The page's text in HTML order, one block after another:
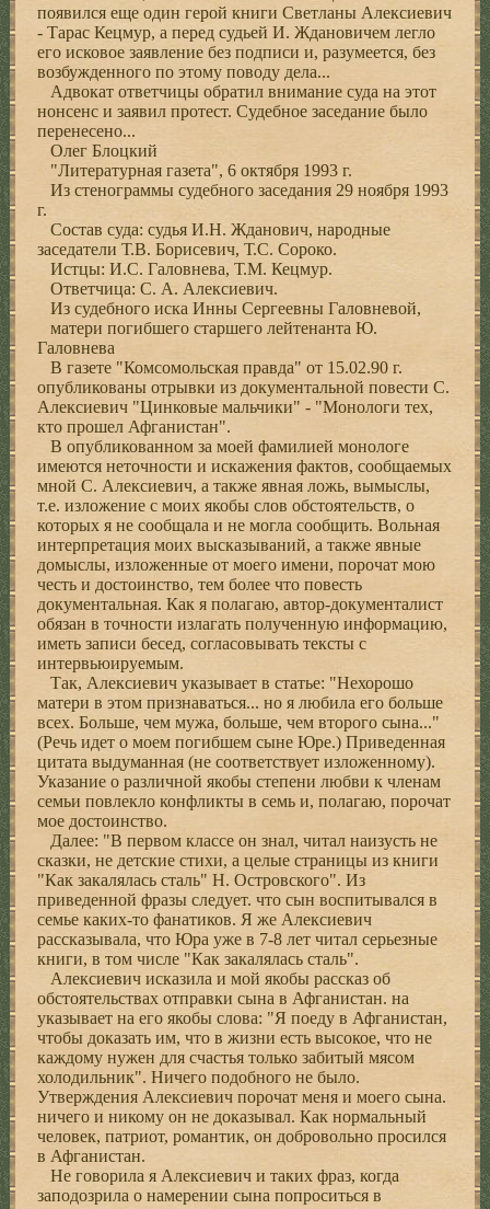
появился еще один герой книги Светланы Алексиевич
- Тарас Кецмур, а перед судьей И. Ждановичем легло
его исковое заявление без подписи и, разумеется, без
возбужденного по этому поводу дела...
Адвокат ответчицы обратил внимание суда на этот
нонсенс и заявил протест. Судебное заседание было
перенесено...
Олег Блоцкий
"Литературная газета", 6 октября 1993 г.
Из стенограммы судебного заседания 29 ноября 1993
г.
Состав суда: судья И.Н. Жданович, народные
заседатели Т.В. Борисевич, Т.С. Сороко.
Истцы: И.С. Галовнева, Т.М. Кецмур.
Ответчица: С. А. Алексиевич.
Из судебного иска Инны Сергеевны Галовневой,
матери погибшего старшего лейтенанта Ю.
Галовнева
В газете "Комсомольская правда" от 15.02.90 г.
опубликованы отрывки из документальной повести С.
Алексиевич "Цинковые мальчики" - "Монологи тех,
кто прошел Афганистан".
В опубликованном за моей фамилией монологе
имеются неточности и искажения фактов, сообщаемых
мной С. Алексиевич, а также явная ложь, вымыслы,
т.е. изложение с моих якобы слов обстоятельств, о
которых я не сообщала и не могла сообщить. Вольная
интерпретация моих высказываний, а также явные
домыслы, изложенные от моего имени, порочат мою
честь и достоинство, тем более что повесть
документальная. Как я полагаю, автор-документалист
обязан в точности излагать полученную информацию,
иметь записи бесед, согласовывать тексты с
интервьюируемым.
Так, Алексиевич указывает в статье: "Нехорошо
матери в этом признаваться... но я любила его больше
всех. Больше, чем мужа, больше, чем второго сына..."
(Речь идет о моем погибшем сыне Юре.) Приведенная
цитата выдуманная (не соответствует изложенному).
Указание о различной якобы степени любви к членам
семьи повлекло конфликты в семь и, полагаю, порочат
мое достоинство.
Далее: "В первом классе он знал, читал наизусть не
сказки, не детские стихи, а целые страницы из книги
"Как закалялась сталь" Н. Островского". Из
приведенной фразы следует. что сын воспитывался в
семье каких-то фанатиков. Я же Алексиевич
рассказывала, что Юра уже в 7-8 лет читал серьезные
книги, в том числе "Как закалялась сталь".
Алексиевич исказила и мой якобы рассказ об
обстоятельствах отправки сына в Афганистан. на
указывает на его якобы слова: "Я поеду в Афганистан,
чтобы доказать им, что в жизни есть высокое, что не
каждому нужен для счастья только забитый мясом
холодильник". Ничего подобного не было.
Утверждения Алексиевич порочат меня и моего сына.
ничего и никому он не доказывал. Как нормальный
человек, патриот, романтик, он добровольно просился
в Афганистан.
Не говорила я Алексиевич и таких фраз, когда
заподозрила о намерении сына попроситься в